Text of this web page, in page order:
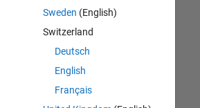
Sweden (English)
Switzerland
Deutsch
English
Français